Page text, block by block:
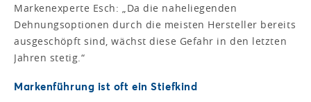
Markenexperte Esch: „Da die naheliegenden
Dehnungsoptionen durch die meisten Hersteller bereits
ausgeschöpft sind, wächst diese Gefahr in den letzten
Jahren stetig.“
Markenführung ist oft ein Stiefkind